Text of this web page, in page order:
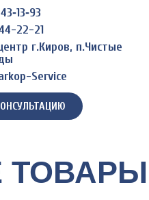
22-21
г.Киров, п.Чистые
Service
ТОВАРЫ